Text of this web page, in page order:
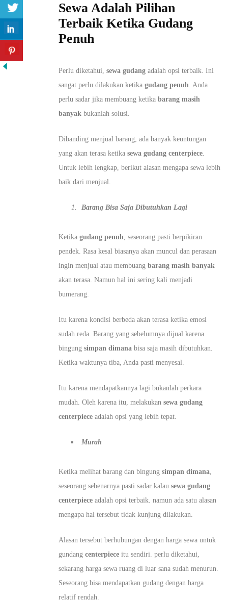
Sewa Adalah Pilihan
Terbaik Ketika Gudang
Penuh
Perlu diketahui, sewa gudang adalah opsi terbaik. Ini
sangat perlu dilakukan ketika gudang penuh. Anda
perlu sadar jika membuang ketika barang masih
banyak bukanlah solusi.
Dibanding menjual barang, ada banyak keuntungan
yang akan terasa ketika sewa gudang centerpiece.
Untuk lebih lengkap, berikut alasan mengapa sewa lebih
baik dari menjual.
Barang Bisa Saja Dibutuhkan Lagi
Ketika gudang penuh, seseorang pasti berpikiran
pendek. Rasa kesal biasanya akan muncul dan perasaan
ingin menjual atau membuang barang masih banyak
akan terasa. Namun hal ini sering kali menjadi
bumerang.
Itu karena kondisi berbeda akan terasa ketika emosi
sudah reda. Barang yang sebelumnya dijual karena
bingung simpan dimana bisa saja masih dibutuhkan.
Ketika waktunya tiba, Anda pasti menyesal.
Itu karena mendapatkannya lagi bukanlah perkara
mudah. Oleh karena itu, melakukan sewa gudang
centerpiece adalah opsi yang lebih tepat.
Murah
Ketika melihat barang dan bingung simpan dimana,
seseorang sebenarnya pasti sadar kalau sewa gudang
centerpiece adalah opsi terbaik. namun ada satu alasan
mengapa hal tersebut tidak kunjung dilakukan.
Alasan tersebut berhubungan dengan harga sewa untuk
gundang centerpiece itu sendiri. perlu diketahui,
sekarang harga sewa ruang di luar sana sudah menurun.
Seseorang bisa mendapatkan gudang dengan harga
relatif rendah.